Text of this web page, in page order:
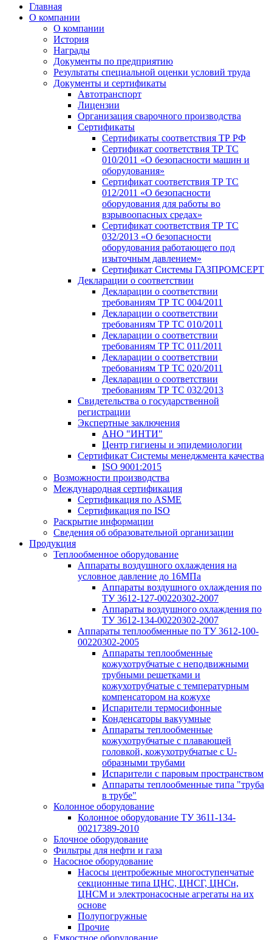
Главная
О компании
О компании
История
Награды
Документы по предприятию
Результаты специальной оценки условий труда
Документы и сертификаты
Автотранспорт
Лицензии
Организация сварочного производства
Cертификаты
Сертификаты соответствия ТР РФ
Сертификат соответствия ТР ТС
010/2011 «О безопасности машин и
оборудования»
Сертификат соответствия ТР ТС
012/2011 «О безопасности
оборудования для работы во
взрывоопасных средах»
Сертификат соответствия ТР ТС
032/2013 «О безопасности
оборудования работающего под
изыточным давлением»
Сертификат Системы ГАЗПРОМСЕРТ
Декларации о соответствии
Декларации о соответствии
требованиям ТР ТС 004/2011
Декларации о соответствии
требованиям ТР ТС 010/2011
Декларации о соответствии
требованиям ТР ТС 011/2011
Декларации о соответствии
требованиям ТР ТС 020/2011
Декларации о соответствии
требованиям ТР ТС 032/2013
Свидетельства о государственной
регистрации
Экспертные заключения
АНО "ИНТИ"
Центр гигиены и эпидемиологии
Сертификат Системы менеджмента качества
ISO 9001:2015
Возможности производства
Международная сертификация
Сертификация по ASME
Сертификация по ISO
Раскрытие информации
Сведения об образовательной организации
Продукция
Теплообменное оборудование
Аппараты воздушного охлаждения на
условное давление до 16МПа
Аппараты воздушного охлаждения по
ТУ 3612-127-00220302-2007
Аппараты воздушного охлаждения по
ТУ 3612-134-00220302-2007
Аппараты теплообменные по ТУ 3612-100-
00220302-2005
Аппараты теплообменные
кожухотрубчатые с неподвижными
трубными решетками и
кожухотрубчатые с температурным
компенсатором на кожухе
Испарители термосифонные
Конденсаторы вакуумные
Аппараты теплообменные
кожухотрубчатые с плавающей
головкой, кожухотрубчатые с U-
образными трубами
Испарители с паровым пространством
Аппараты теплообменные типа "труба
в трубе"
Колонное оборудование
Колонное оборудование ТУ 3611-134-
00217389-2010
Блочное оборудование
Фильтры для нефти и газа
Насосное оборудование
Насосы центробежные многоступенчатые
секционные типа ЦНС, ЦНСГ, ЦНСн,
ЦНСМ и электронасосные агрегаты на их
основе
Полупогружные
Прочие
Емкостное оборудование